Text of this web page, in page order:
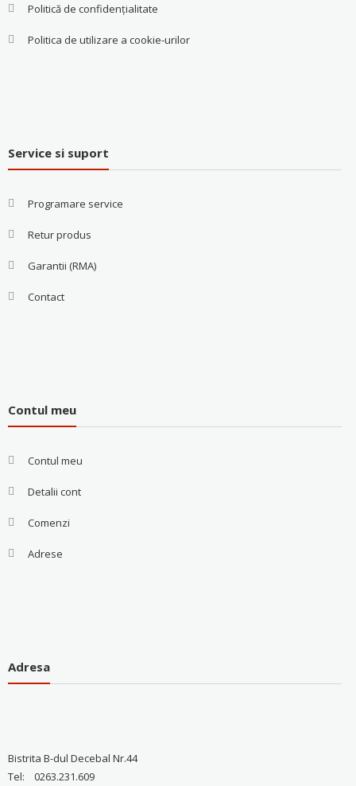
Politică de confidențialitate
Politica de utilizare a cookie-urilor
Service si suport
Programare service
Retur produs
Garantii (RMA)
Contact
Contul meu
Contul meu
Detalii cont
Comenzi
Adrese
Adresa
Bistrita B-dul Decebal Nr.44
Tel: 0263.231.609